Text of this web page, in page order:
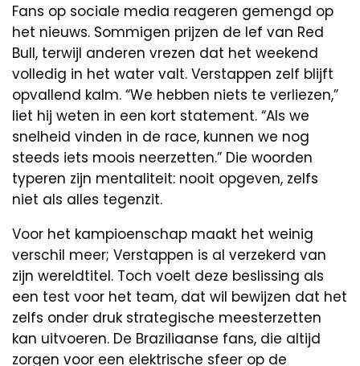
Fans op sociale media reageren gemengd op
het nieuws. Sommigen prijzen de lef van Red
Bull, terwijl anderen vrezen dat het weekend
volledig in het water valt. Verstappen zelf blijft
opvallend kalm. “We hebben niets te verliezen,”
liet hij weten in een kort statement. “Als we
snelheid vinden in de race, kunnen we nog
steeds iets moois neerzetten.” Die woorden
typeren zijn mentaliteit: nooit opgeven, zelfs
niet als alles tegenzit.
Voor het kampioenschap maakt het weinig
verschil meer; Verstappen is al verzekerd van
zijn wereldtitel. Toch voelt deze beslissing als
een test voor het team, dat wil bewijzen dat het
zelfs onder druk strategische meesterzetten
kan uitvoeren. De Braziliaanse fans, die altijd
zorgen voor een elektrische sfeer op de